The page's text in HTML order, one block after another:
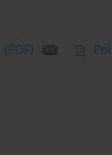
(PDF)